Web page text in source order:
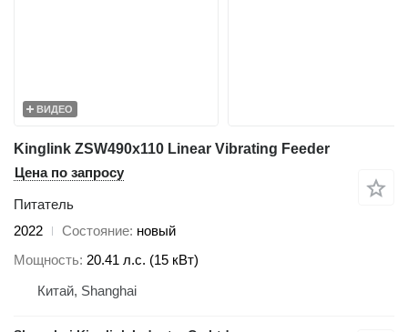
ВИДЕО
Kinglink ZSW490x110 Linear Vibrating Feeder
Цена по запросу
Питатель
2022
Состояние новый
Мощность 20.41 л.с. (15 кВт)
Китай, Shanghai